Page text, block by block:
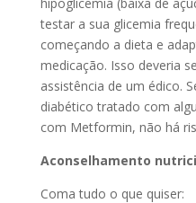
testar a sua glicemia
começando a dieta e
medicação. Isso deveria
assistência de um édico.
diabético tratado com
com Metformin, não há
Aconselhamento
Coma tudo o que quiser: